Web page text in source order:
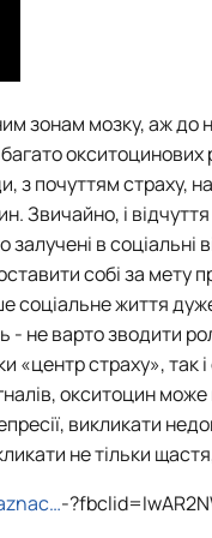
зонам мозку, аж до
окситоцинових
з почуттям страху,
Звичайно, і
залучені в
собі за мету
соціальне життя
не варто зводити
«центр страху», так
окситоцин
викликати
не тільки
-